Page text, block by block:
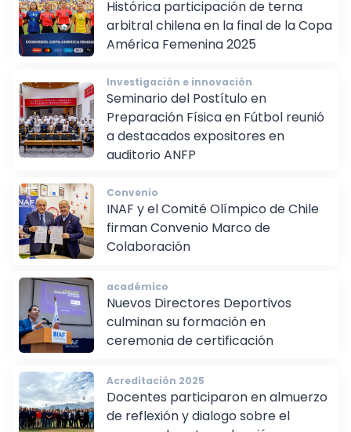
Histórica participación de terna
arbitral chilena en la final de la Copa
Investigación e innovación
Seminario del Postítulo en
Preparación Física en Fútbol reunió
a destacados expositores en
Convenio
INAF y el Comité Olímpico de Chile
firman Convenio Marco de
académico
Nuevos Directores Deportivos
culminan su formación en
Acreditación 2025
Docentes participaron en almuerzo
de reflexión y dialogo sobre el